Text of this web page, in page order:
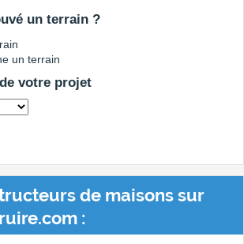
un terrain ?
un terrain
votre projet
de maisons sur
: